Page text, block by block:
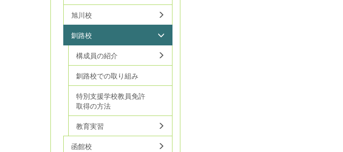
旭川校
釧路校
構成員の紹介
釧路校での取り組み
特別支援学校教員免許
取得の方法
教育実習
函館校